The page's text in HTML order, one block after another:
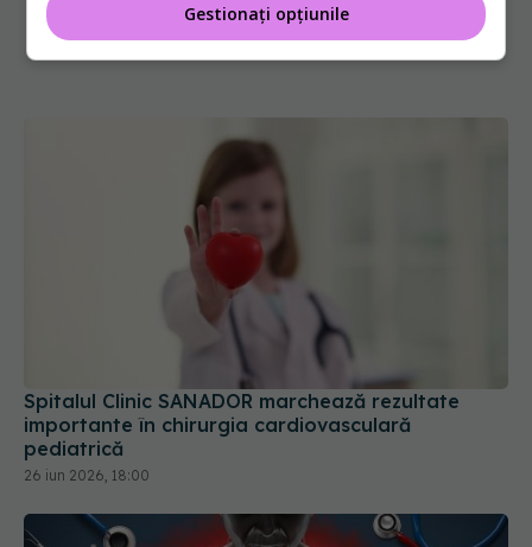
Spitalul Clinic SANADOR marchează rezultate
importante în chirurgia cardiovasculară
pediatrică
26 iun 2026, 18:00
Gestionați opțiunile